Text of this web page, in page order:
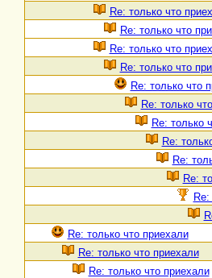
Re: только что
Re: только что
Re: только что
Re: только что
Re: только что
Re: только
Re: только
Re:
Re:
Re:
Re: только что приехали
Re: только что приехали
Re: только что приехали